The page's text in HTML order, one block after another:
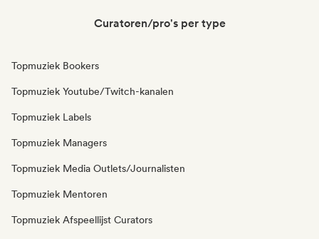
Curatoren/pro's per type
Topmuziek Bookers
Topmuziek Youtube/Twitch-kanalen
Topmuziek Labels
Topmuziek Managers
Topmuziek Media Outlets/Journalisten
Topmuziek Mentoren
Topmuziek Afspeellijst Curators